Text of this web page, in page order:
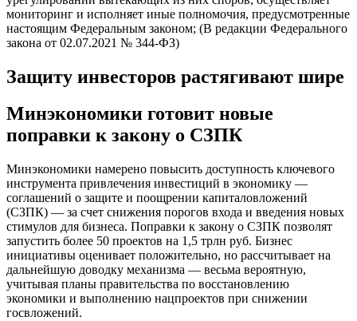
мониторинг и исполняет иные полномочия, предусмотренные
настоящим Федеральным законом; (В редакции Федерального
закона от 02.07.2021 № 344-ФЗ)
Защиту инвесторов растягивают шире
Минэкономики готовит новые
поправки к закону о СЗПК
Минэкономики намерено повысить доступность ключевого
инструмента привлечения инвестиций в экономику —
соглашений о защите и поощрении капиталовложений
(СЗПК) — за счет снижения порогов входа и введения новых
стимулов для бизнеса. Поправки к закону о СЗПК позволят
запустить более 50 проектов на 1,5 трлн руб. Бизнес
инициативы оценивает положительно, но рассчитывает на
дальнейшую доводку механизма — весьма вероятную,
учитывая планы правительства по восстановлению
экономики и выполнению нацпроектов при снижении
госвложений.